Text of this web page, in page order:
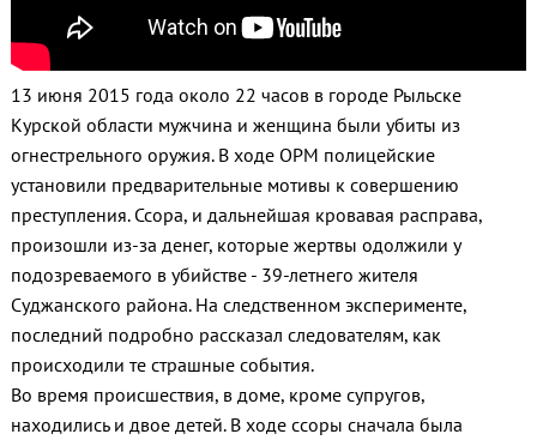
13 июня 2015 года около 22 часов в городе Рыльске
Курской области мужчина и женщина были убиты из
огнестрельного оружия. В ходе ОРМ полицейские
установили предварительные мотивы к совершению
преступления. Ссора, и дальнейшая кровавая расправа,
произошли из-за денег, которые жертвы одолжили у
подозреваемого в убийстве - 39-летнего жителя
Суджанского района. На следственном эксперименте,
последний подробно рассказал следователям, как
происходили те страшные события.
Во время происшествия, в доме, кроме супругов,
находились и двое детей. В ходе ссоры сначала была